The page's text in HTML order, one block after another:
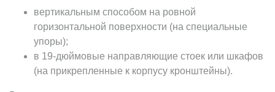
вертикальным способом на ровной
горизонтальной поверхности (на специальные
упоры);
в 19-дюймовые направляющие стоек или шкафов
(на прикрепленные к корпусу кронштейны).